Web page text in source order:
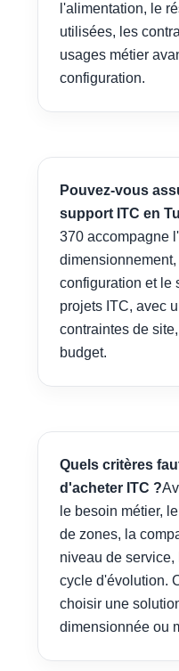
l'alimentation, le
utilisées, les
usages métier
configuration.
Pouvez-vous
support ITC en
370 accompagne
configuration et le
projets ITC, avec
contraintes de
budget.
Quels critères
d'acheter ITC ?
le besoin métier,
de zones, la
niveau de
cycle d'évolution.
choisir une
dimensionnée ou